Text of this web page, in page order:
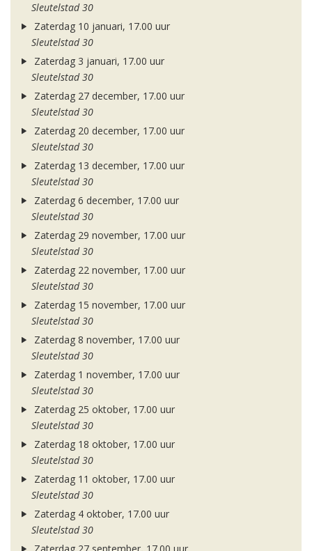
Sleutelstad 30
Zaterdag 10 januari, 17.00 uur
Sleutelstad 30
Zaterdag 3 januari, 17.00 uur
Sleutelstad 30
Zaterdag 27 december, 17.00 uur
Sleutelstad 30
Zaterdag 20 december, 17.00 uur
Sleutelstad 30
Zaterdag 13 december, 17.00 uur
Sleutelstad 30
Zaterdag 6 december, 17.00 uur
Sleutelstad 30
Zaterdag 29 november, 17.00 uur
Sleutelstad 30
Zaterdag 22 november, 17.00 uur
Sleutelstad 30
Zaterdag 15 november, 17.00 uur
Sleutelstad 30
Zaterdag 8 november, 17.00 uur
Sleutelstad 30
Zaterdag 1 november, 17.00 uur
Sleutelstad 30
Zaterdag 25 oktober, 17.00 uur
Sleutelstad 30
Zaterdag 18 oktober, 17.00 uur
Sleutelstad 30
Zaterdag 11 oktober, 17.00 uur
Sleutelstad 30
Zaterdag 4 oktober, 17.00 uur
Sleutelstad 30